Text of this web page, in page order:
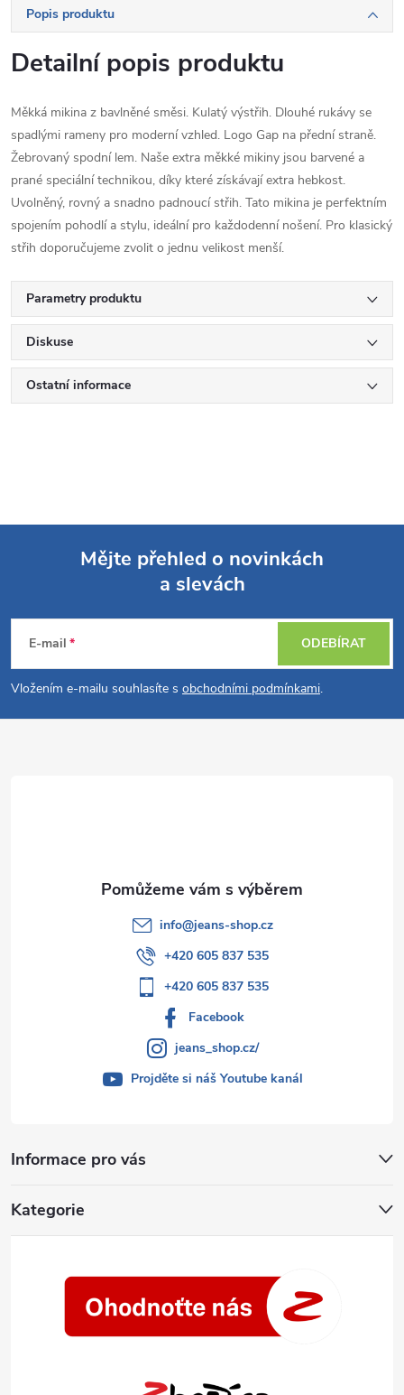
Popis produktu
Detailní popis produktu
Měkká mikina z bavlněné směsi. Kulatý výstřih. Dlouhé rukávy se
spadlými rameny pro moderní vzhled. Logo Gap na přední straně.
Žebrovaný spodní lem. Naše extra měkké mikiny jsou barvené a
prané speciální technikou, díky které získávají extra hebkost.
Uvolněný, rovný a snadno padnoucí střih. Tato mikina je perfektním
spojením pohodlí a stylu, ideální pro každodenní nošení. Pro klasický
střih doporučujeme zvolit o jednu velikost menší.
Parametry produktu
Diskuse
Ostatní informace
p
a
Mějte přehled o novinkách
a slevách
E-mail
Vložením e-mailu souhlasíte s obchodními podmínkami.
ODEBÍRAT
Informace pro vás
Kategorie
info@jeans-shop.cz
+420 605 837 535
+420 605 837 535
Facebook
jeans_shop.cz/
Projděte si náš Youtube kanál